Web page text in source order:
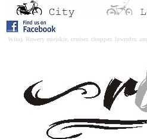
Witaj. Rowery miejskie, cruiser, chopper, lowrider,